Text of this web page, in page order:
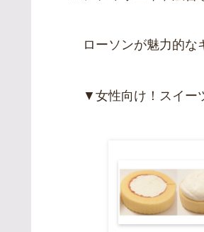
ローソンが魅力的な
▼女性向け！スイー